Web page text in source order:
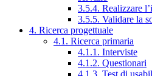
3.5.4. Realizzare
3.5.5. Validare la
4. Ricerca progettuale
4.1. Ricerca primaria
4.1.1. Interviste
4.1.2. Questionari
4.1.3. Test di